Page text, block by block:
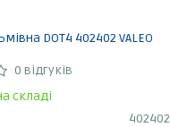
DOT4 402402 VALEO
0 відгуків
складі
402402